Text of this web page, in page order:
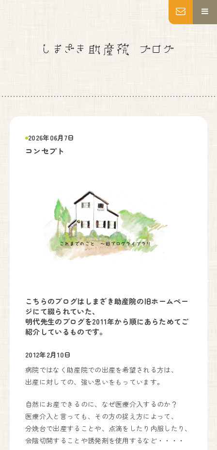
2026年06月7日
コンセプト
こちらのブログはしまざき助産院の旧ホームペー
ジにて綴られていた、
明代先生のブログを2011年から順にあらためてご
紹介しているものです。
2012年2月10日
病院ではなく助産院での出産を希望される方は、
出産に対しての、強い思いをもっています。
自然にお産できるのに、なぜ医療介入するのか？
医療介入と言っても、その方の捉え方によって、
分娩台で出産することや、点滴をしたり内服したり、
会陰切開することや誘発剤を使用するなど・・・・
トップページ
私たちについて
いのちの教育・助産師教育
よくあるご質問
Instagram
妊婦健診・産後ケア・乳房ケア（完全予約制）
出産は24時間365日体制で対応しております。
072-741-9625
090-6669-7779
〒666-0101
川西市黒川字寺垣内232
川西能勢口から車で25分。